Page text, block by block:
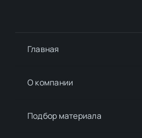
Главная
О компании
Подбор материалa